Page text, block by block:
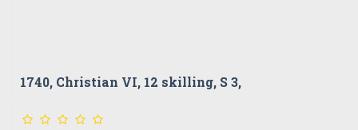
1740, Christian VI, 12 skilling, S 3,